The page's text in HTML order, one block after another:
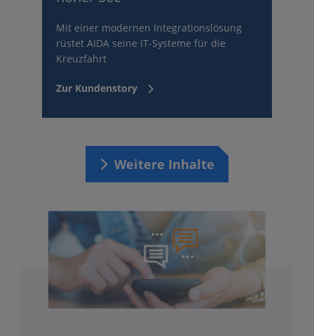
Mit einer modernen Integrationslösung
rüstet AIDA seine IT-Systeme für die
Kreuzfahrt
Zur Kundenstory
Weitere Inhalte